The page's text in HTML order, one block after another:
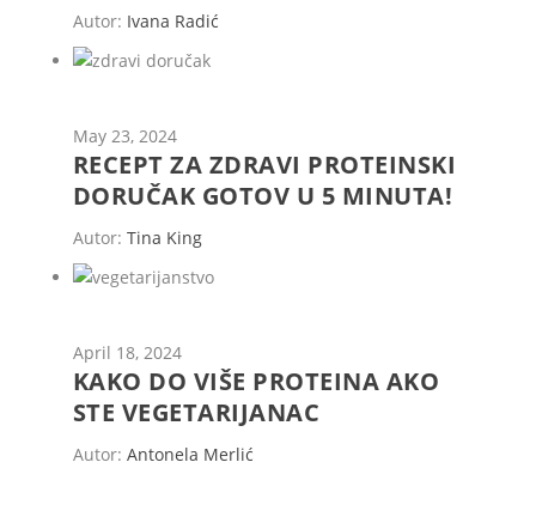
Autor: Ivana Radić
May 23, 2024
RECEPT ZA ZDRAVI PROTEINSKI
DORUČAK GOTOV U 5 MINUTA!
Autor: Tina King
April 18, 2024
KAKO DO VIŠE PROTEINA AKO
STE VEGETARIJANAC
Autor: Antonela Merlić